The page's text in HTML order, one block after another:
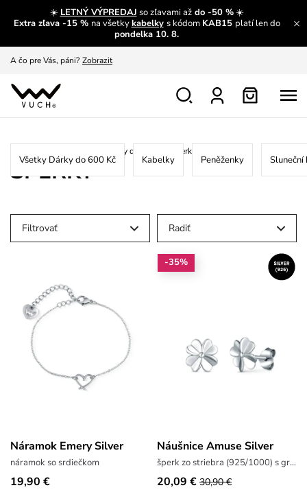
☀️ LETNÝ VÝPREDAJ so zľavami aždo -50 %☀️
Extra zľava -15 % na všetkykabelky s kódom KAB15 platí len do
pondelka 10. 8.
Prečítať viac
A čo pre Vás, páni? Zobrazit
S čím chybu neurobíš?
Nech sa inšpirovať Zobraziť
Výmena a vrátenie zadarmo Zobraziť
Dárky do 600 Kč Šperky
ŠPERKY
Všetky Dárky do 600 Kč Kabelky Peněženky
Filtrovať Radiť
Náramok Emery Silver
náramok so srdiečkom
19,90 €
-35%
Náušnice Amuse Silver
šperk zo striebra (925/1000) s gramážou 0,9 g
20,09 € 30,90 €